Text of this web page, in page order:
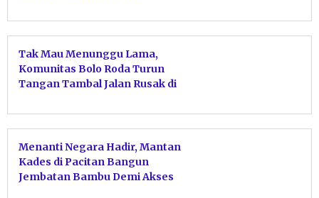
Tak Mau Menunggu Lama,
Komunitas Bolo Roda Turun
Tangan Tambal Jalan Rusak di
Menanti Negara Hadir, Mantan
Kades di Pacitan Bangun
Jembatan Bambu Demi Akses